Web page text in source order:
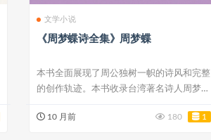
文学小说
《周梦蝶诗全集》周梦蝶
本书全面展现了周公独树一帜的诗风和完整
的创作轨迹。本书收录台湾著名诗人周梦蝶
10 月前 180 1